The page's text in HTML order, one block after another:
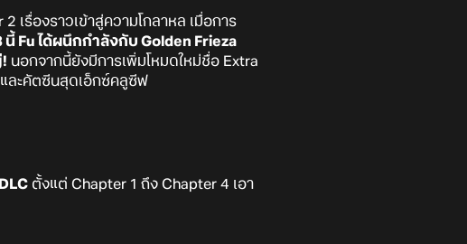
เรื่องราวเข้าสู่ความโกลาหล เมื่อการ
นี้ Fu ได้ผนึกกำลังกับ Golden Frieza
นอกจากนี้ยังมีการเพิ่มโหมดใหม่ชื่อ Extra
และคัตซีนสุดเอ็กซ์คลูซีฟ
ตั้งแต่ Chapter 1 ถึง Chapter 4 เอา